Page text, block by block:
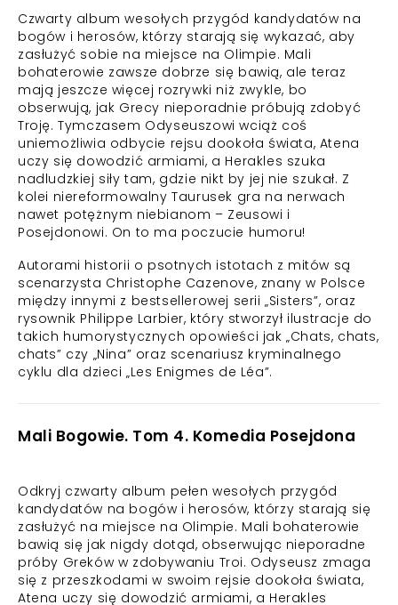
Czwarty album wesołych przygód kandydatów na
bogów i herosów, którzy starają się wykazać, aby
zasłużyć sobie na miejsce na Olimpie. Mali
bohaterowie zawsze dobrze się bawią, ale teraz
mają jeszcze więcej rozrywki niż zwykle, bo
obserwują, jak Grecy nieporadnie próbują zdobyć
Troję. Tymczasem Odyseuszowi wciąż coś
uniemożliwia odbycie rejsu dookoła świata, Atena
uczy się dowodzić armiami, a Herakles szuka
nadludzkiej siły tam, gdzie nikt by jej nie szukał. Z
kolei niereformowalny Taurusek gra na nerwach
nawet potężnym niebianom – Zeusowi i
Posejdonowi. On to ma poczucie humoru!
Autorami historii o psotnych istotach z mitów są
scenarzysta Christophe Cazenove, znany w Polsce
między innymi z bestsellerowej serii „Sisters”, oraz
rysownik Philippe Larbier, który stworzył ilustracje do
takich humorystycznych opowieści jak „Chats, chats,
chats” czy „Nina” oraz scenariusz kryminalnego
cyklu dla dzieci „Les Enigmes de Léa”.
Mali Bogowie. Tom 4. Komedia Posejdona
Odkryj czwarty album pełen wesołych przygód
kandydatów na bogów i herosów, którzy starają się
zasłużyć na miejsce na Olimpie. Mali bohaterowie
bawią się jak nigdy dotąd, obserwując nieporadne
próby Greków w zdobywaniu Troi. Odyseusz zmaga
się z przeszkodami w swoim rejsie dookoła świata,
Atena uczy się dowodzić armiami, a Herakles